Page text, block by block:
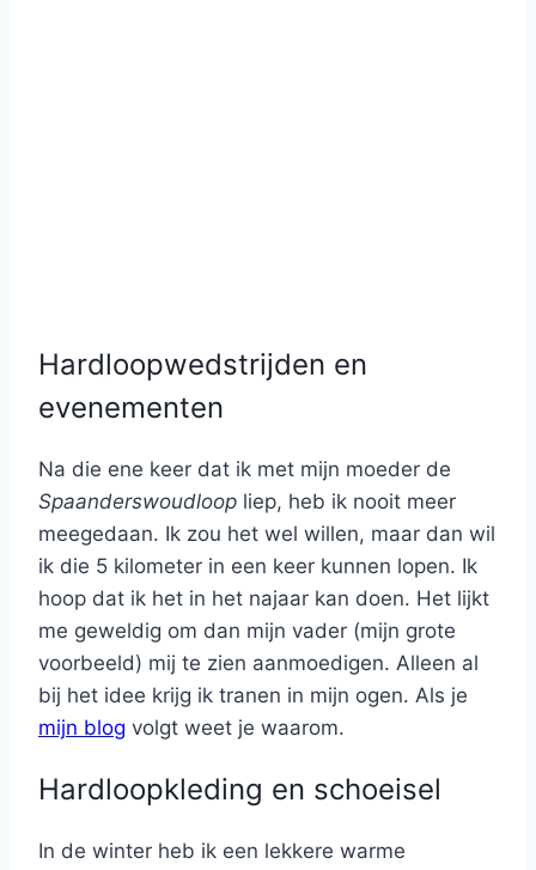
Hardloopwedstrijden en
evenementen
Na die ene keer dat ik met mijn moeder de
Spaanderswoudloop liep, heb ik nooit meer
meegedaan. Ik zou het wel willen, maar dan wil
ik die 5 kilometer in een keer kunnen lopen. Ik
hoop dat ik het in het najaar kan doen. Het lijkt
me geweldig om dan mijn vader (mijn grote
voorbeeld) mij te zien aanmoedigen. Alleen al
bij het idee krijg ik tranen in mijn ogen. Als je
mijn blog volgt weet je waarom.
Hardloopkleding en schoeisel
In de winter heb ik een lekkere warme